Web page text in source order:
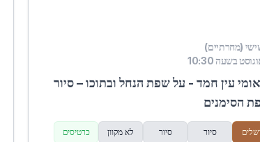
(מחרתיים)
עין חמד - על שפת הנחל ובתוכו – סיור
הסימנים
סיור סיור לא מקוון כרטיסים